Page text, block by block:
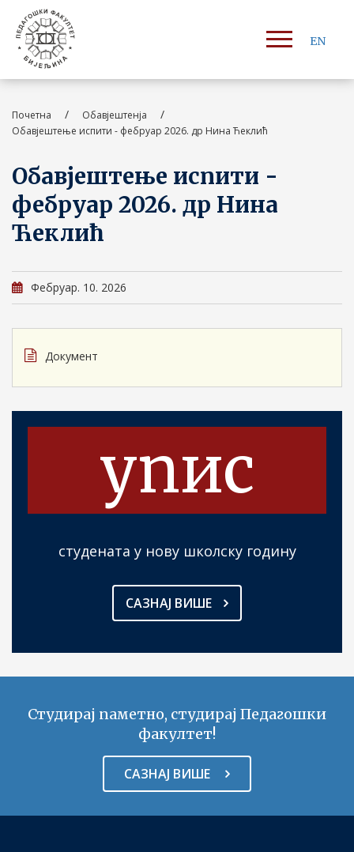
EN
Почетна / Обавјештенја /
Обавјештење испити - фебруар 2026. др Нина Ћеклић
Обавјештење испити -
фебруар 2026. др Нина
Ћеклић
Фебруар. 10. 2026
Документ
упис
студената у нову школску годину
САЗНАЈ ВИШЕ
Студирај паметно, студирај Педагошки
факултет!
САЗНАЈ ВИШЕ